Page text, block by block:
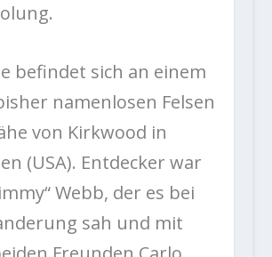
befindet sich an einem
namenlosen Felsen
von Kirkwood in
(USA). Entdecker war
Webb, der es bei
sah und mit